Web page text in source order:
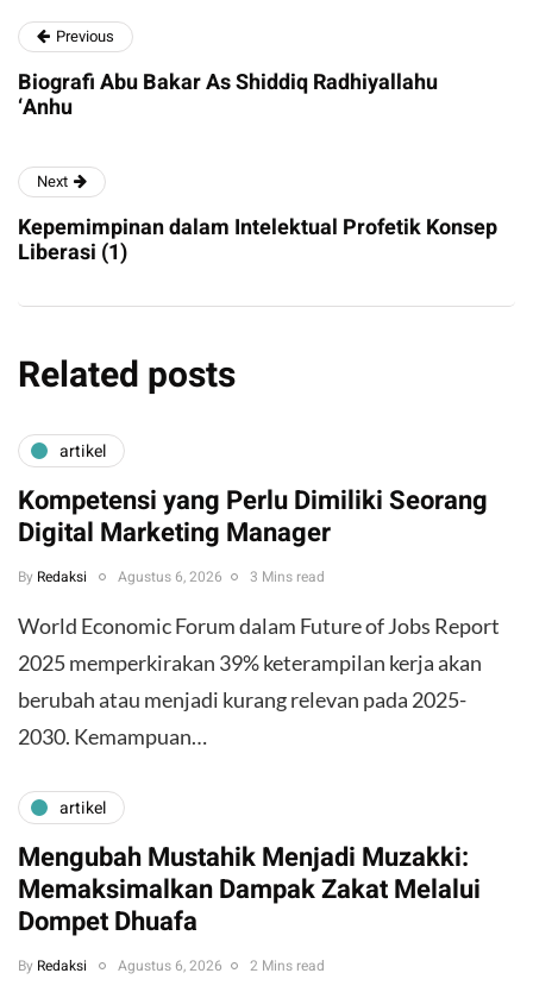
Previous
Biografi Abu Bakar As Shiddiq Radhiyallahu
‘Anhu
Next
Kepemimpinan dalam Intelektual Profetik Konsep
Liberasi (1)
Related posts
artikel
Kompetensi yang Perlu Dimiliki Seorang
Digital Marketing Manager
By Redaksi Agustus 6, 2026 3 Mins read
World Economic Forum dalam Future of Jobs Report
2025 memperkirakan 39% keterampilan kerja akan
berubah atau menjadi kurang relevan pada 2025-
2030. Kemampuan…
artikel
Mengubah Mustahik Menjadi Muzakki:
Memaksimalkan Dampak Zakat Melalui
Dompet Dhuafa
By Redaksi Agustus 6, 2026 2 Mins read